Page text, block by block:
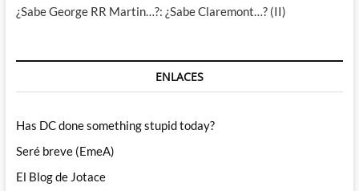
¿Sabe George RR Martin…?: ¿Sabe Claremont…? (II)
ENLACES
Has DC done something stupid today?
Seré breve (EmeA)
El Blog de Jotace